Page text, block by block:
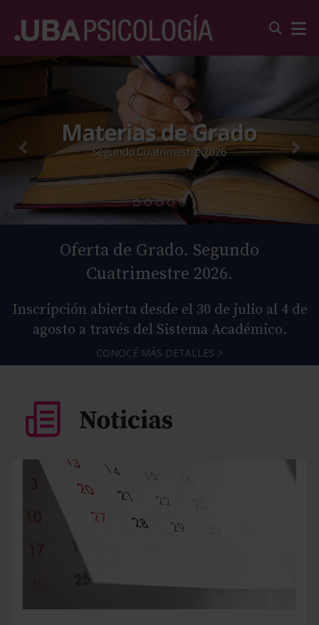
Oferta de Grado. Segundo
Cuatrimestre 2026.
Inscripción abierta desde el 30 de julio al 4 de
agosto a través del Sistema Académico.
CONOCÉ MÁS DETALLES >